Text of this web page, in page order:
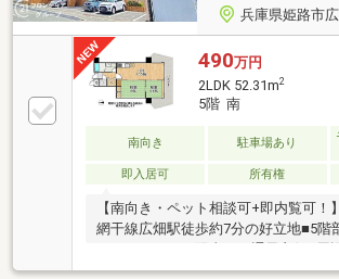
兵庫県姫路市
490万円
2LDK 52.31m2
5階 南
南向き 駐車場あり
即入居可
所有権
【南向き・ペット相談可+即内覧可！
網干線広畑駅徒歩約7分の好立地■5階
ルコニーにつき陽当り・通風良好■周
コンビニなど生活施設が充実